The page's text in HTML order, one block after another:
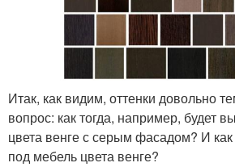
Итак, как видим, оттенки довольно
вопрос: как тогда, например, будет
цвета венге с серым фасадом? И
под мебель цвета венге?